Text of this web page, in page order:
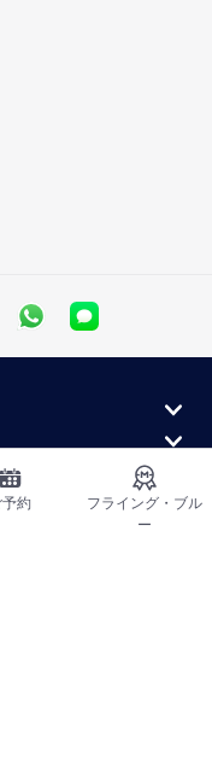
ートナー
予約
フライング・ブル
ー